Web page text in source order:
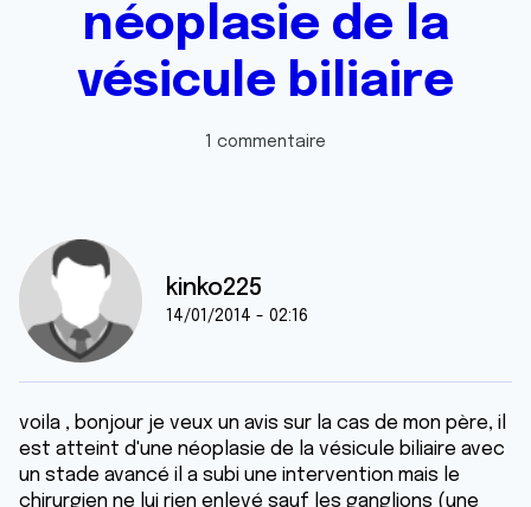
néoplasie de la
vésicule biliaire
1 commentaire
kinko225
14/01/2014 - 02:16
voila , bonjour je veux un avis sur la cas de mon père, il
est atteint d'une néoplasie de la vésicule biliaire avec
un stade avancé il a subi une intervention mais le
chirurgien ne lui rien enlevé sauf les ganglions (une